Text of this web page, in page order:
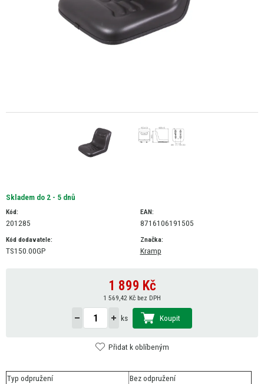
Skladem do 2 - 5 dnů
Kód:
201285
EAN:
8716106191505
Kód dodavatele:
TS150.00GP
Značka:
Kramp
1 899 Kč
1 569,42 Kč bez DPH
ks Koupit
Přidat k oblíbeným
Typ odpružení
Bez odpružení